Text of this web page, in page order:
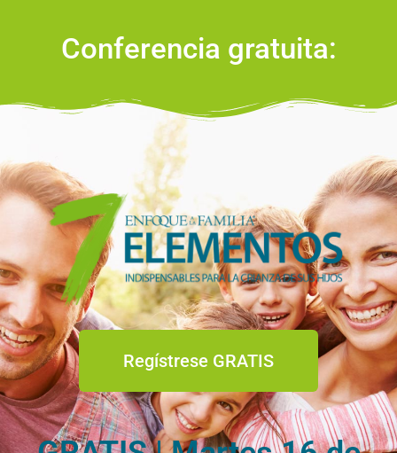
Conferencia gratuita:
Regístrese GRATIS